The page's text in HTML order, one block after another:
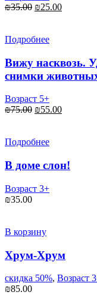
₪35.00 Первоначальная
₪35.00.
₪25.00Текущая
Подробнее
Вижу насквозь.
снимки
Возраст 5+
₪75.00 Первоначальная
₪75.00.
₪55.00Текущая
Подробнее
В доме слон!
Возраст 3+
₪35.00
В корзину
Хрум-Хрум
скидка 50%, Возраст
₪85.00